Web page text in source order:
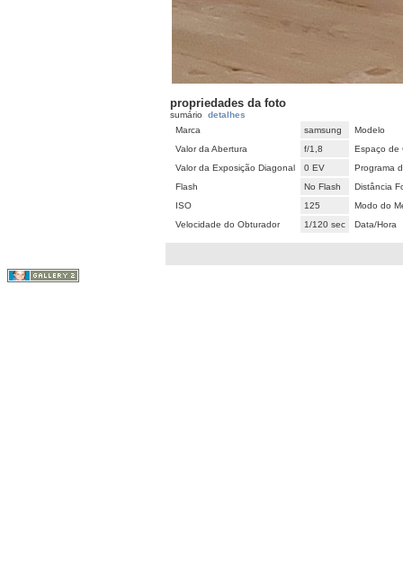
propriedades da foto
sumário detalhes
Marca
samsung
Modelo
Valor da Abertura
f/1,8
Espaço de
Valor da Exposição Diagonal
0 EV
Programa
Flash
No Flash
Distância
ISO
125
Modo do
Velocidade do Obturador
1/120 sec Data/Hora